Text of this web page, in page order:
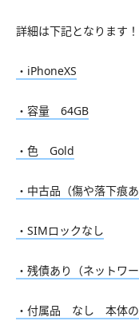
詳細は下記となります！
・iPhoneXS
・容量 64GB
・色 Gold
・中古品（傷や落下痕
・SIMロックなし
・残債あり（ネットワ
・付属品 なし 本体